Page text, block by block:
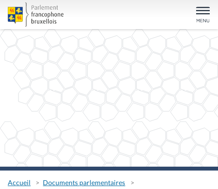
Accueil
Documents parlementaires